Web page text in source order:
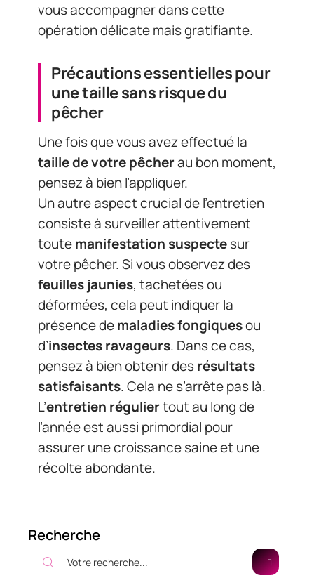
vous accompagner dans cette
opération délicate mais gratifiante.
Précautions essentielles pour
une taille sans risque du
pêcher
Une fois que vous avez effectué la
taille de votre pêcherau bon moment,
pensez à bien l’appliquer.
Un autre aspect crucial de l’entretien
consiste à surveiller attentivement
toutemanifestation suspectesur
votre pêcher. Si vous observez des
feuilles jaunies, tachetées ou
déformées, cela peut indiquer la
présence demaladies fongiquesou
d’insectes ravageurs. Dans ce cas,
pensez à bien obtenir desrésultats
satisfaisants. Cela ne s’arrête pas là.
L’entretien réguliertout au long de
l’année est aussi primordial pour
assurer une croissance saine et une
récolte abondante.
Recherche